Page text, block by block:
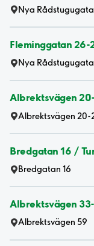
Nya
Fleminggatan
Nya
Albrektsvägen
Albrektsvägen 20-
Bredgatan 16 /
Bredgatan 16
Albrektsvägen
Albrektsvägen 59